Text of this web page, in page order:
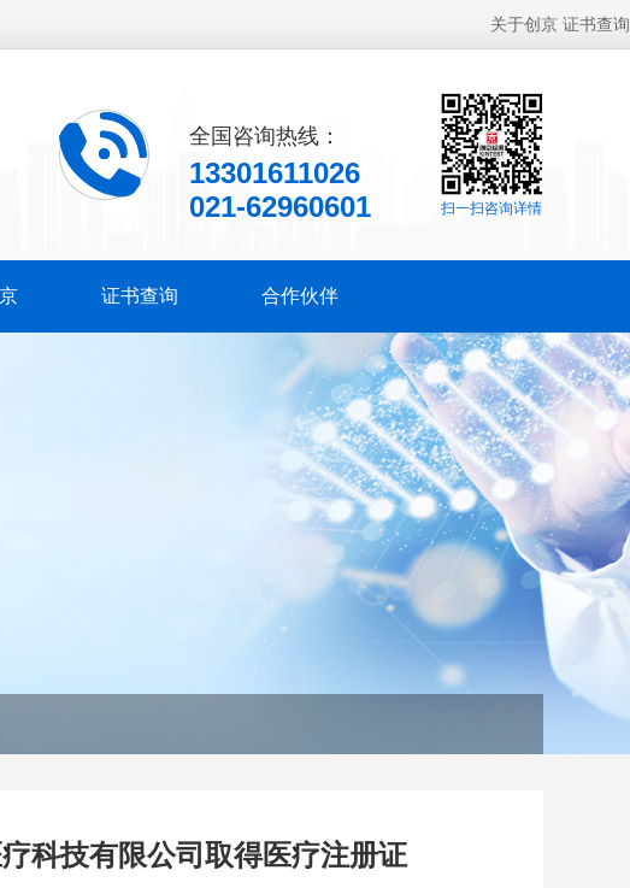
关于创京 证书查询
扫一扫咨询详情
全国咨询热线：
13301611026
021-62960601
证书查询 合作伙伴
科技有限公司取得医疗注册证